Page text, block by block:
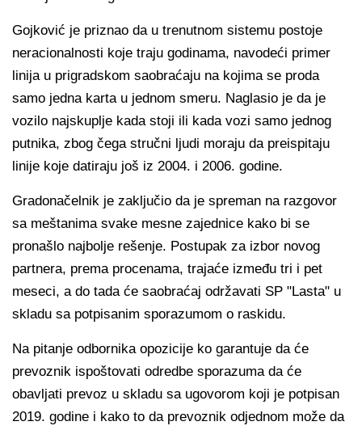
Gojković je priznao da u trenutnom sistemu postoje
neracionalnosti koje traju godinama, navodeći primer
linija u prigradskom saobraćaju na kojima se proda
samo jedna karta u jednom smeru. Naglasio je da je
vozilo najskuplje kada stoji ili kada vozi samo jednog
putnika, zbog čega stručni ljudi moraju da preispitaju
linije koje datiraju još iz 2004. i 2006. godine.
Gradonačelnik je zaključio da je spreman na razgovor
sa meštanima svake mesne zajednice kako bi se
pronašlo najbolje rešenje. Postupak za izbor novog
partnera, prema procenama, trajaće između tri i pet
meseci, a do tada će saobraćaj održavati SP "Lasta" u
skladu sa potpisanim sporazumom o raskidu.
Na pitanje odbornika opozicije ko garantuje da će
prevoznik ispoštovati odredbe sporazuma da će
obavljati prevoz u skladu sa ugovorom koji je potpisan
2019. godine i kako to da prevoznik odjednom može da